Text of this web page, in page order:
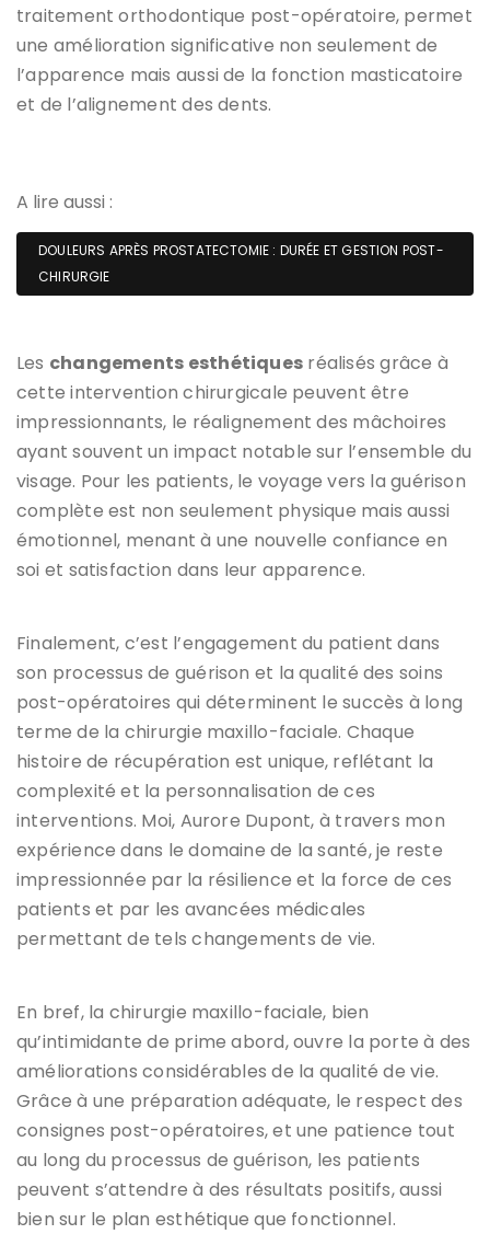
traitement orthodontique post-opératoire, permet
une amélioration significative non seulement de
l’apparence mais aussi de la fonction masticatoire
et de l’alignement des dents.
A lire aussi :
DOULEURS APRÈS PROSTATECTOMIE : DURÉE ET GESTION POST-
CHIRURGIE
Les changements esthétiques réalisés grâce à
cette intervention chirurgicale peuvent être
impressionnants, le réalignement des mâchoires
ayant souvent un impact notable sur l’ensemble du
visage. Pour les patients, le voyage vers la guérison
complète est non seulement physique mais aussi
émotionnel, menant à une nouvelle confiance en
soi et satisfaction dans leur apparence.
Finalement, c’est l’engagement du patient dans
son processus de guérison et la qualité des soins
post-opératoires qui déterminent le succès à long
terme de la chirurgie maxillo-faciale. Chaque
histoire de récupération est unique, reflétant la
complexité et la personnalisation de ces
interventions. Moi, Aurore Dupont, à travers mon
expérience dans le domaine de la santé, je reste
impressionnée par la résilience et la force de ces
patients et par les avancées médicales
permettant de tels changements de vie.
En bref, la chirurgie maxillo-faciale, bien
qu’intimidante de prime abord, ouvre la porte à des
améliorations considérables de la qualité de vie.
Grâce à une préparation adéquate, le respect des
consignes post-opératoires, et une patience tout
au long du processus de guérison, les patients
peuvent s’attendre à des résultats positifs, aussi
bien sur le plan esthétique que fonctionnel.